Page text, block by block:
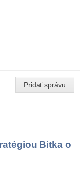
Pridať správu
Bitka o